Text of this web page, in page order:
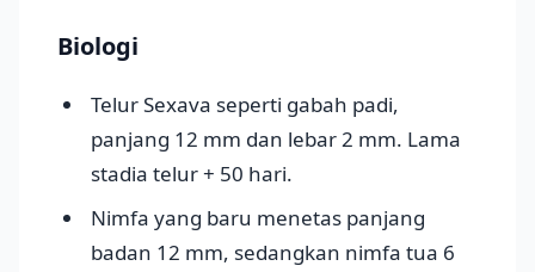
Biologi
Telur Sexava seperti gabah padi,
panjang 12 mm dan lebar 2 mm. Lama
stadia telur + 50 hari.
Nimfa yang baru menetas panjang
badan 12 mm, sedangkan nimfa tua 6